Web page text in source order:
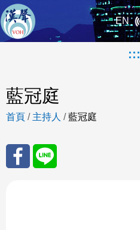
EN
:::
藍冠庭
首頁 / 主持人 /藍冠庭